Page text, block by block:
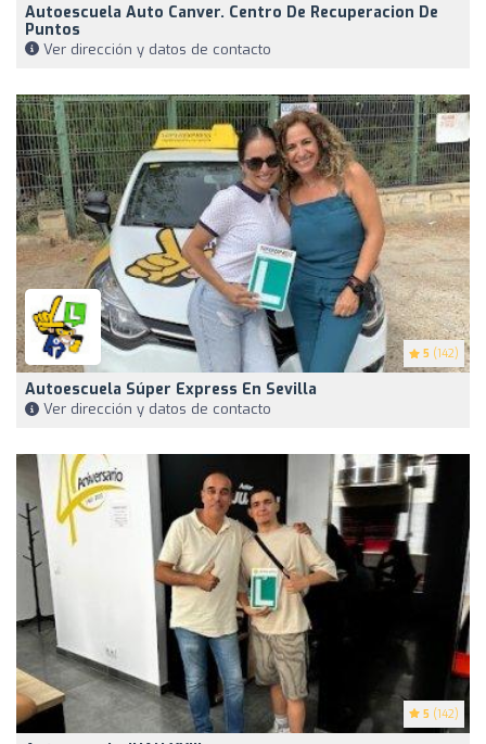
Autoescuela Auto Canver. Centro De Recuperacion De
Puntos
Ver dirección y datos de contacto
5 (142)
Autoescuela Súper Express En Sevilla
Ver dirección y datos de contacto
5 (142)